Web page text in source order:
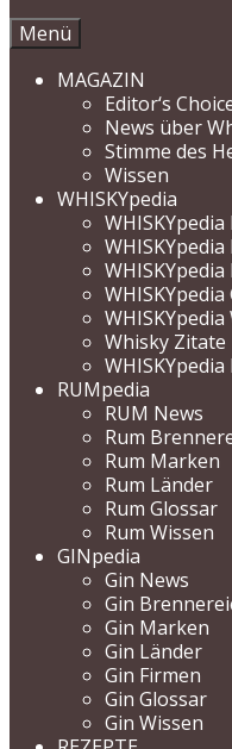
Menü
MAGAZIN
Editor‘s
News über
Stimme des
Wissen
WHISKYpedia
WHISKYpedia
WHISKYpedia
Whisky Zitate
RUMpedia
RUM News
Rum
Rum Marken
Rum Länder
Rum Glossar
Rum Wissen
GINpedia
Gin News
Gin
Gin Marken
Gin Länder
Gin Firmen
Gin Glossar
Gin Wissen